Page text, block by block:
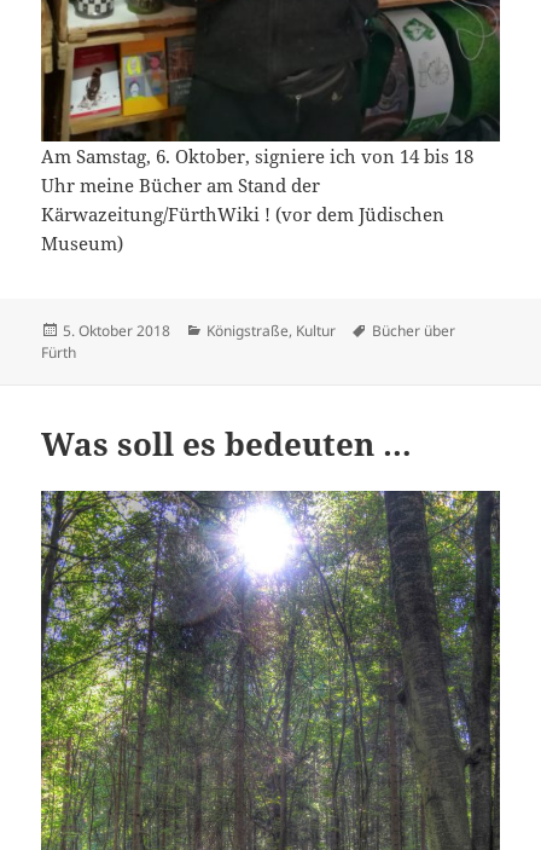
Am Samstag, 6. Oktober, signiere ich von 14 bis 18
Uhr meine Bücher am Stand der
Kärwazeitung/FürthWiki ! (vor dem Jüdischen
Museum)
Veröffentlicht
am
5. Oktober 2018 Kategorien
Königstraße, Kultur Schlagwörter
Bücher über
Fürth
Was soll es bedeuten …